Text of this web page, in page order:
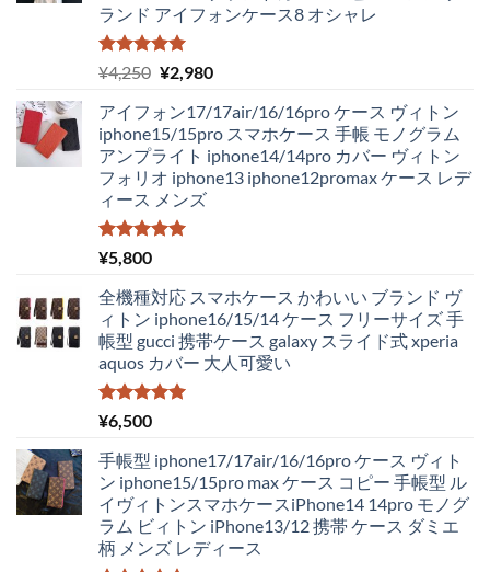
ランド アイフォンケース8 オシャレ
5段階中
5.00
の評価
¥4,250 元
価
格
は
¥4,250
で
し
¥2,980現
の
価
格
は
アイフォン17/17air/16/16pro ケース ヴィトン
iphone15/15pro スマホケース 手帳 モノグラム
アンプライト iphone14/14pro カバー ヴィトン
フォリオ iphone13 iphone12promax ケース レデ
ィース メンズ
5段階中
5.00
¥5,800
全機種対応 スマホケース かわいい ブランド ヴ
ィトン iphone16/15/14 ケース フリーサイズ 手
帳型 gucci 携帯ケース galaxy スライド式 xperia
aquos カバー 大人可愛い
5段階中
5.00
¥6,500
手帳型 iphone17/17air/16/16pro ケース ヴィト
ン iphone15/15pro max ケース コピー 手帳型 ル
イヴィトンスマホケースiPhone14 14pro モノグ
ラム ビィトン iPhone13/12 携帯 ケース ダミエ
柄 メンズ レディース